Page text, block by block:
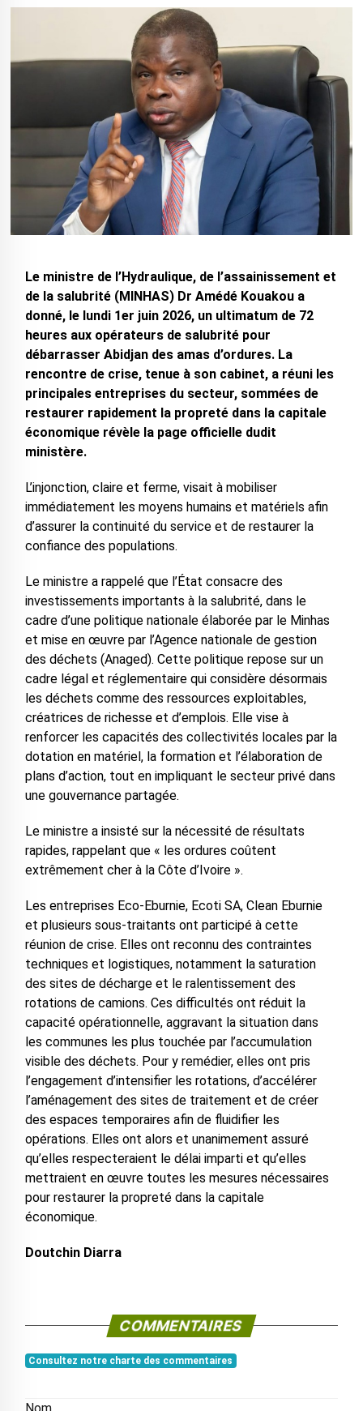
Le ministre de l’Hydraulique, de l’assainissement et
de la salubrité (MINHAS) Dr Amédé Kouakou a
donné, le lundi 1er juin 2026, un ultimatum de 72
heures aux opérateurs de salubrité pour
débarrasser Abidjan des amas d’ordures. La
rencontre de crise, tenue à son cabinet, a réuni les
principales entreprises du secteur, sommées de
restaurer rapidement la propreté dans la capitale
économique révèle la page officielle dudit
ministère.
L’injonction, claire et ferme, visait à mobiliser
immédiatement les moyens humains et matériels afin
d’assurer la continuité du service et de restaurer la
confiance des populations.
Le ministre a rappelé que l’État consacre des
investissements importants à la salubrité, dans le
cadre d’une politique nationale élaborée par le Minhas
et mise en œuvre par l’Agence nationale de gestion
des déchets (Anaged). Cette politique repose sur un
cadre légal et réglementaire qui considère désormais
les déchets comme des ressources exploitables,
créatrices de richesse et d’emplois. Elle vise à
renforcer les capacités des collectivités locales par la
dotation en matériel, la formation et l’élaboration de
plans d’action, tout en impliquant le secteur privé dans
une gouvernance partagée.
Le ministre a insisté sur la nécessité de résultats
rapides, rappelant que « les ordures coûtent
extrêmement cher à la Côte d’Ivoire ».
Les entreprises Eco-Eburnie, Ecoti SA, Clean Eburnie
et plusieurs sous-traitants ont participé à cette
réunion de crise. Elles ont reconnu des contraintes
techniques et logistiques, notamment la saturation
des sites de décharge et le ralentissement des
rotations de camions. Ces difficultés ont réduit la
capacité opérationnelle, aggravant la situation dans
les communes les plus touchée par l’accumulation
visible des déchets. Pour y remédier, elles ont pris
l’engagement d’intensifier les rotations, d’accélérer
l’aménagement des sites de traitement et de créer
des espaces temporaires afin de fluidifier les
opérations. Elles ont alors et unanimement assuré
qu’elles respecteraient le délai imparti et qu’elles
mettraient en œuvre toutes les mesures nécessaires
pour restaurer la propreté dans la capitale
économique.
Doutchin Diarra
COMMENTAIRES
Consultez notre charte des commentaires